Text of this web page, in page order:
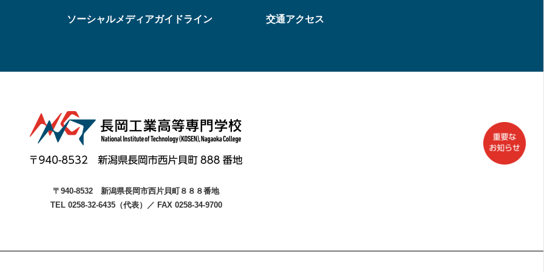
ソーシャルメディアガイドライン 交通アクセス
〒940-8532 新潟県長岡市西片貝町８８８番地
TEL 0258-32-6435（代表）
／ FAX 0258-34-9700